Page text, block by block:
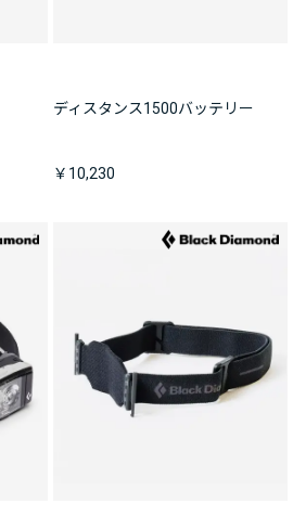
ディスタンス1500バッテリー
￥10,230